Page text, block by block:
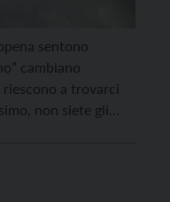
sentono
cambiano
a trovarci
non siete gli